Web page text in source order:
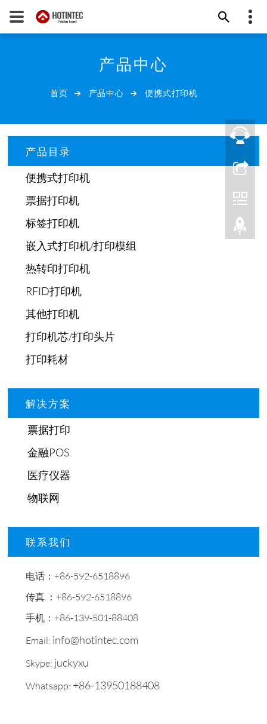
热印（厦门）科技有限公司
产品中心
首页 产品中心 便携式打印机
产品目录
便携式打印机
票据打印机
标签打印机
嵌入式打印机/打印模组
热转印打印机
RFID打印机
其他打印机
打印机芯/打印头片
打印耗材
解决方案
票据打印
金融POS
医疗仪器
物联网
联系我们
电话：+86-592-6518896
传真 ：+86-592-6518896
手机：+86-139-501-88408
Email: info@hotintec.com
Skype: juckyxu
Whatsapp: +86-13950188408